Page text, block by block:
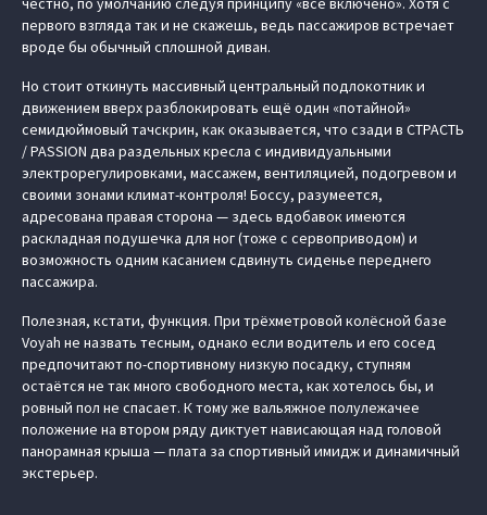
первого взгляда так и не скажешь, ведь пассажиров встречает
вроде бы обычный сплошной диван.
Но стоит откинуть массивный центральный подлокотник и
движением вверх разблокировать ещё один «потайной»
семидюймовый тачскрин, как оказывается, что сзади в СТРАСТЬ
/ PASSION два раздельных кресла с индивидуальными
электрорегулировками, массажем, вентиляцией, подогревом и
своими зонами климат-контроля! Боссу, разумеется,
адресована правая сторона — здесь вдобавок имеются
раскладная подушечка для ног (тоже с сервоприводом) и
возможность одним касанием сдвинуть сиденье переднего
пассажира.
Полезная, кстати, функция. При трёхметровой колёсной базе
Voyah не назвать тесным, однако если водитель и его сосед
предпочитают по-спортивному низкую посадку, ступням
остаётся не так много свободного места, как хотелось бы, и
ровный пол не спасает. К тому же вальяжное полулежачее
положение на втором ряду диктует нависающая над головой
панорамная крыша — плата за спортивный имидж и динамичный
экстерьер.